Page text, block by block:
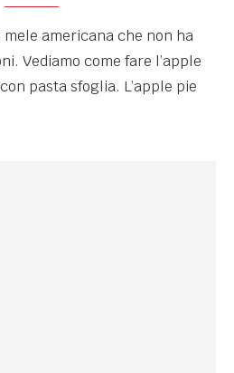
mele americana che non ha
Vediamo come fare l’apple
pasta sfoglia. L’apple pie